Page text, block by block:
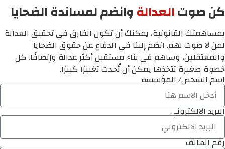
كن صوتالعدالةوانضم لمساندة الضحايا
بمساهمتك القانونية، يمكنك أن تكون الفارق في تحقيق العدالة
لمن لا صوت لهم. انضم إلينا في الدفاع عن حقوق الضحايا
والمعتقلين، وساهم في بناء مستقبل أكثر عدالة وإنصافًا. كل
خطوة صغيرة تتخذها يمكن أن تُحدث تغييرًا كبيرًا.
اسم الشخص/ المؤسسة
البريد الالكتروني
رقم الهاتف